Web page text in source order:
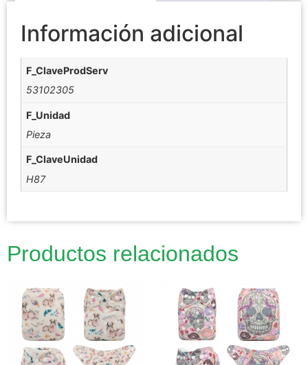
Información adicional
F_ClaveProdServ
53102305
F_Unidad
Pieza
F_ClaveUnidad
H87
Productos relacionados